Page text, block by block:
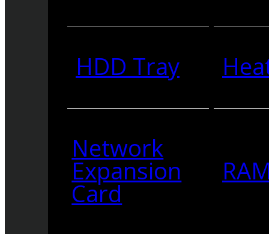
HDD Tray
Network
Expansion
Card